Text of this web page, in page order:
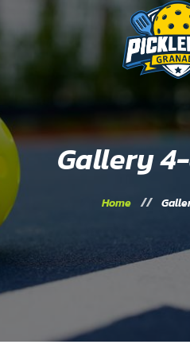
Gallery
Home